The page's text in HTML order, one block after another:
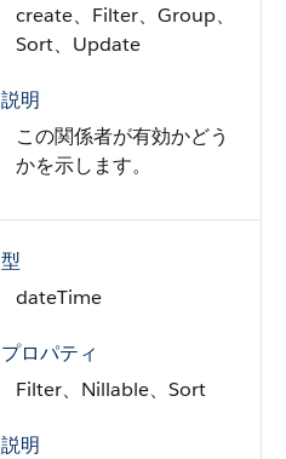
create、Filter、Group、
Sort、Update
説明
この関係者が有効かどう
かを示します。
型
dateTime
プロパティ
Filter、Nillable、Sort
説明